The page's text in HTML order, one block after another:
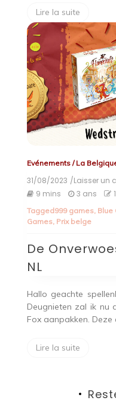
Lire la suite
Evénements/La
31/08/2023 /Laisser un
9 mins 3 ans
Tagged999 games, Blue
Games, Prix belge
De
NL
Hallo geachte
Deugnieten zal ik nu
Fox aanpakken.
Lire la suite